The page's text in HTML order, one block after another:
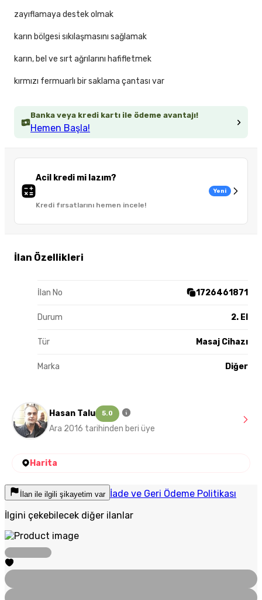
Banka veya kredi kartı ile ödeme avantajı!
Hemen Başla!
Acil kredi mi lazım?
Kredi fırsatlarını hemen incele!
Yeni
İlan Özellikleri
İlan No 1726461871
Durum 2. El
Tür Masaj Cihazı
Marka Diğer
zayıflamaya destek olmak
karın bölgesi sıkılaşmasını sağlamak
karın, bel ve sırt ağrılarını hafifletmek
kırmızı fermuarlı bir saklama çantası var
Hasan Talu 5.0
Ara 2016 tarihinden beri üye
Harita
İlan ile ilgili şikayetim var İade ve Geri Ödeme Politikası
İlgini çekebilecek diğer ilanlar